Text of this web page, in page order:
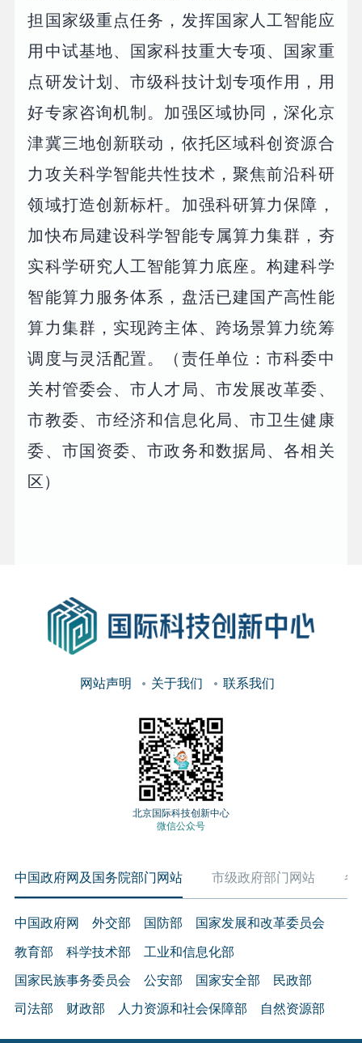
担国家级重点任务，发挥国家人工智能应
用中试基地、国家科技重大专项、国家重
点研发计划、市级科技计划专项作用，用
好专家咨询机制。加强区域协同，深化京
津冀三地创新联动，依托区域科创资源合
力攻关科学智能共性技术，聚焦前沿科研
领域打造创新标杆。加强科研算力保障，
加快布局建设科学智能专属算力集群，夯
实科学研究人工智能算力底座。构建科学
智能算力服务体系，盘活已建国产高性能
算力集群，实现跨主体、跨场景算力统筹
调度与灵活配置。（责任单位：市科委中
关村管委会、市人才局、市发展改革委、
市教委、市经济和信息化局、市卫生健康
委、市国资委、市政务和数据局、各相关
区）
网站声明 关于我们 联系我们
北京国际科技创新中心
微信公众号
中国政府网及国务院部门网站 市级政府部门网站 各
中国政府网 外交部 国防部 国家发展和改革委员会
教育部 科学技术部 工业和信息化部
国家民族事务委员会 公安部 国家安全部 民政部
司法部 财政部 人力资源和社会保障部 自然资源部
生态环境部 住房和城乡建设部 交通运输部 水利部